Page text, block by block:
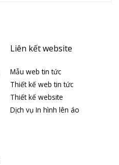
Liên kết website
Mẫu web tin tức
Thiết kế web tin tức
Thiết kế website
Dịch vụ In hình lên áo